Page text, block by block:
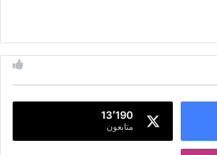
13٬190
متابعون